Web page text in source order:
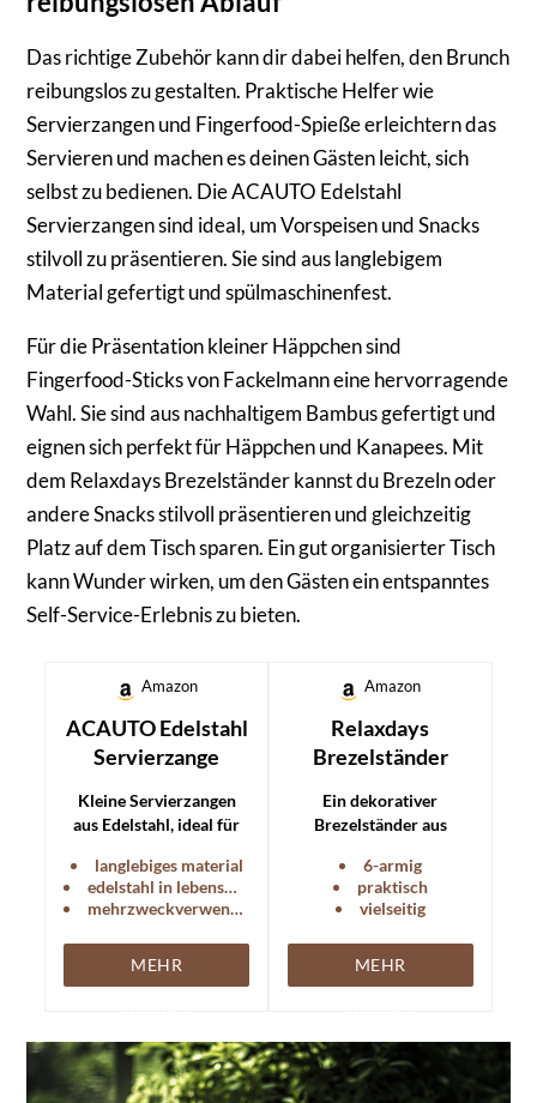
Das richtige Zubehör kann dir dabei helfen, den Brunch
reibungslos zu gestalten. Praktische Helfer wie
Servierzangen und Fingerfood-Spieße erleichtern das
Servieren und machen es deinen Gästen leicht, sich
selbst zu bedienen. Die ACAUTO Edelstahl
Servierzangen sind ideal, um Vorspeisen und Snacks
stilvoll zu präsentieren. Sie sind aus langlebigem
Material gefertigt und spülmaschinenfest.
Für die Präsentation kleiner Häppchen sind
Fingerfood-Sticks von Fackelmann eine hervorragende
Wahl. Sie sind aus nachhaltigem Bambus gefertigt und
eignen sich perfekt für Häppchen und Kanapees. Mit
dem Relaxdays Brezelständer kannst du Brezeln oder
andere Snacks stilvoll präsentieren und gleichzeitig
Platz auf dem Tisch sparen. Ein gut organisierter Tisch
kann Wunder wirken, um den Gästen ein entspanntes
Self-Service-Erlebnis zu bieten.
Amazon
ACAUTO Edelstahl
Servierzange
Kleine Servierzangen
aus Edelstahl, ideal für
Vorspeisen und Snacks.
langlebiges material
edelstahl in lebensmittelqualität
mehrzweckverwendung
MEHR
Amazon
Relaxdays
Brezelständer
Ein dekorativer
Brezelständer aus
Brezeln, Tassen oder
Pasta.
6-armig
praktisch
vielseitig
MEHR